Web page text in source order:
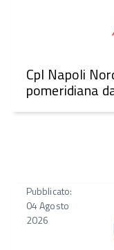
CpI Napoli
pomeridiana
Pubblicato:
04 Agosto
2026